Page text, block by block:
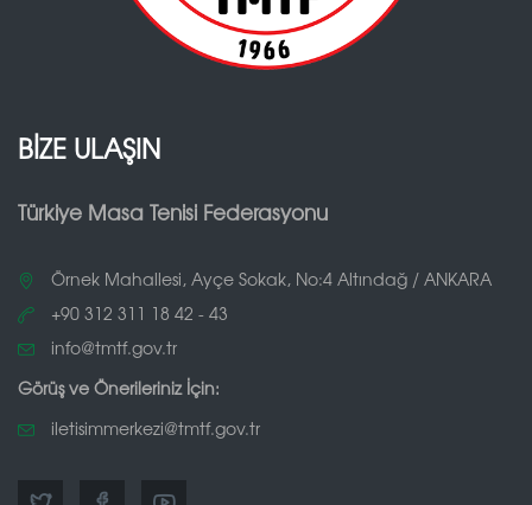
BİZE ULAŞIN
Türkiye Masa Tenisi Federasyonu
Örnek Mahallesi, Ayçe Sokak, No:4 Altındağ / ANKARA
+90 312 311 18 42 - 43
info@tmtf.gov.tr
Görüş ve Önerileriniz İçin:
iletisimmerkezi@tmtf.gov.tr